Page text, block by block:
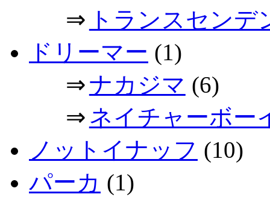
⇒ トランスセンデ
ドリーマー (1)
⇒ナカジマ (6)
⇒ ネイチャーボー
ノットイナッフ (10)
パーカ (1)